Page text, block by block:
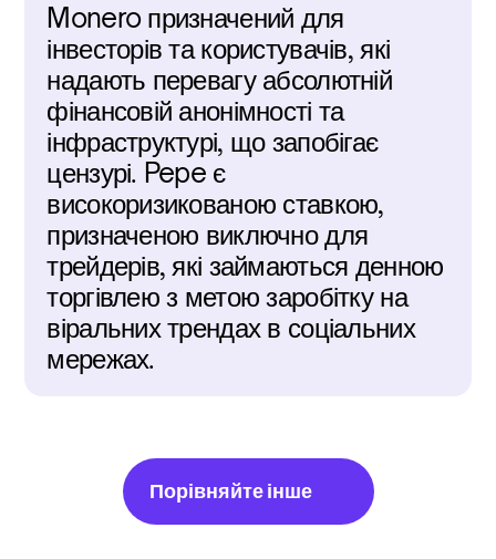
Monero призначений для
інвесторів та користувачів, які
надають перевагу абсолютній
фінансовій анонімності та
інфраструктурі, що запобігає
цензурі. Pepe є
високоризикованою ставкою,
призначеною виключно для
трейдерів, які займаються денною
торгівлею з метою заробітку на
віральних трендах в соціальних
мережах.
Порівняйте інше